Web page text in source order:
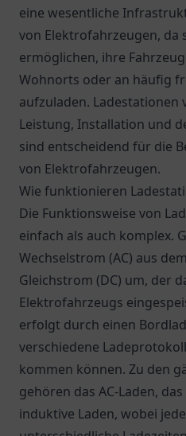
eine wesentliche
von Elektrofahrzeugen, da
ermöglichen, ihre
Wohnorts oder an häufig
aufzuladen. Ladestationen
Leistung, Installation und
sind entscheidend für die
von Elektrofahrzeugen.
Wie funktionieren
Die Funktionsweise von
einfach als auch komplex.
Wechselstrom (AC) aus
Gleichstrom (DC) um, der
Elektrofahrzeugs
erfolgt durch einen
verschiedene
kommen können. Zu den
gehören das AC-Laden,
induktive Laden, wobei